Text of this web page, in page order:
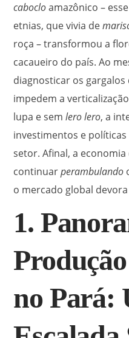
cabocloamazônico –
etnias, que vivia de
roça – transformou a
cacaueiro do país. Ao
diagnosticar os
impedem a
lupa e semlero lero, a
investimentos e
setor. Afinal, a
continuarperambulando
o mercado global
1.
no Pará: